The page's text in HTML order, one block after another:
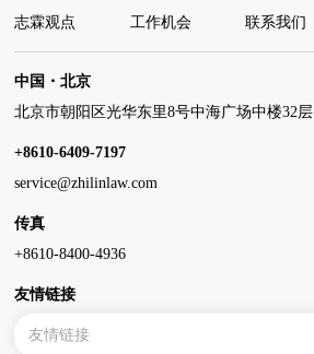
志霖观点 工作机会 联系我们
中国・北京
北京市朝阳区光华东里8号中海广场中楼32层
+8610-6409-7197
service@zhilinlaw.com
传真
+8610-8400-4936
友情链接
友情链接